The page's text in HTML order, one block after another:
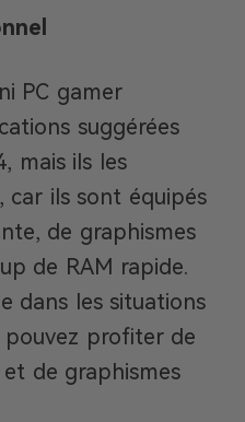
PC gamer
suggérées
mais ils les
car ils sont équipés
de graphismes
de RAM rapide.
dans les situations
pouvez profiter de
de graphismes